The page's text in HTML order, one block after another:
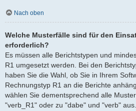
Nach oben
Welche Musterfälle sind für den
erforderlich?
Es müssen alle Berichtstypen und
R1 umgesetzt werden. Bei den
haben Sie die Wahl, ob Sie in Ihrem
Rechnungstyp R1 an die Berichte
wählen Sie dementsprechend alle
"verb_R1" oder zu "dabe" und "verb" aus.